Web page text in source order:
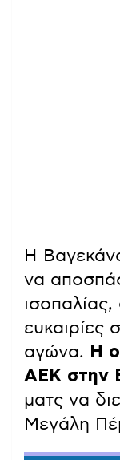
Η
να
ευκαιρίες
αγώνα.
Η
ΑΕΚ στην
ματς να
Μεγάλη